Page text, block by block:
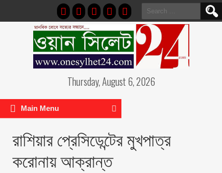
Search
for:
Thursday, August 6, 2026
Main Menu
রাশিয়ার প্রেসিডেন্টের মুখপাত্র
করোনায় আক্রান্ত